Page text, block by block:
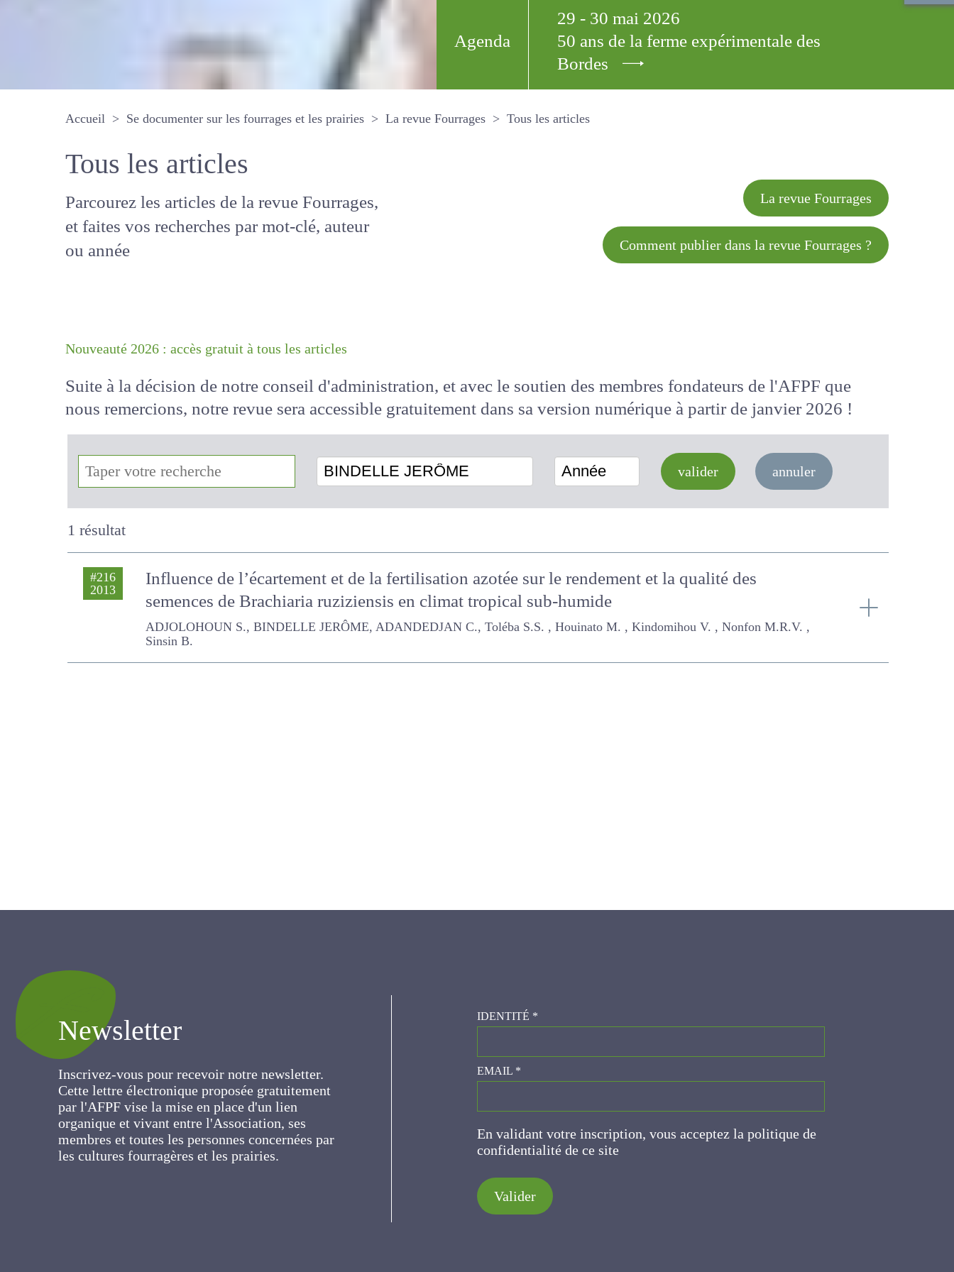
Agenda
29 - 30 mai 2026
50 ans de la ferme expérimentale des
Bordes
Accueil Se documenter sur les fourrages et les prairies La revue Fourrages Tous les articles
Tous les articles
Parcourez les articles de la revue
Fourrages, et faites vos recherches par
mot-clé, auteur ou année
La revue Fourrages
Comment publier dans la revue Fourrages ?
Suite à la décision de notre conseil d'administration, et avec le soutien des membres fondateurs de l'AFPF que
nous remercions, notre revue sera accessiblegratuitementdans sa version numériqueà partir de janvier 2026
!
BINDELLE JERÔME Année valider annuler
1 résultat
#216
2013
Influence de l’écartement et de la fertilisation azotée sur le rendement et la qualité des
semences de Brachiaria ruziziensis en climat tropical sub-humide
ADJOLOHOUN S., BINDELLE JERÔME, ADANDEDJAN C., Toléba S.S. , Houinato M. , Kindomihou V. , Nonfon M.R.V. , Sinsin B.
Newsletter
Inscrivez-vous pour recevoir notre newsletter.
Cette lettre électronique proposée
gratuitement par l'AFPF vise la mise en place
d'un lien organique et vivant entre
l'Association, ses membres et toutes les
personnes concernées par les cultures
fourragères et les prairies.
IDENTITÉ*
EMAIL*
En validant votre inscription, vous acceptez la politique
de confidentialité de ce site
Valider